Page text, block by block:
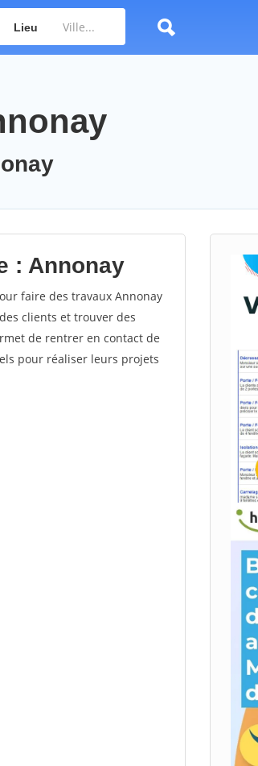
Lieu
: Annonay
faire des travaux Annonay
clients et trouver des
de rentrer en contact de
pour réaliser leurs projets